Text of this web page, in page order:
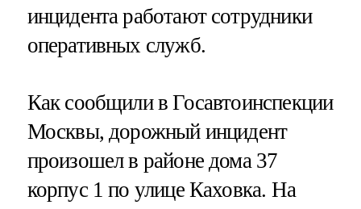
инцидента работают сотрудники
оперативных служб.
Как сообщили в Госавтоинспекции
Москвы, дорожный инцидент
произошел в районе дома 37
корпус 1 по улице Каховка. На